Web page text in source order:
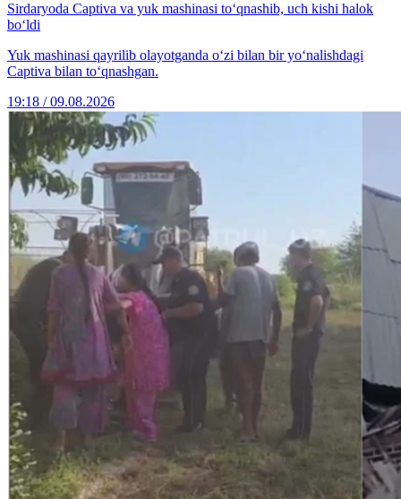
Sirdaryoda Captiva va yuk mashinasi to‘qnashib, uch kishi halok
bo‘ldi
Yuk mashinasi qayrilib olayotganda o‘zi bilan bir yo‘nalishdagi
Captiva bilan to‘qnashgan.
19:18 / 09.08.2026